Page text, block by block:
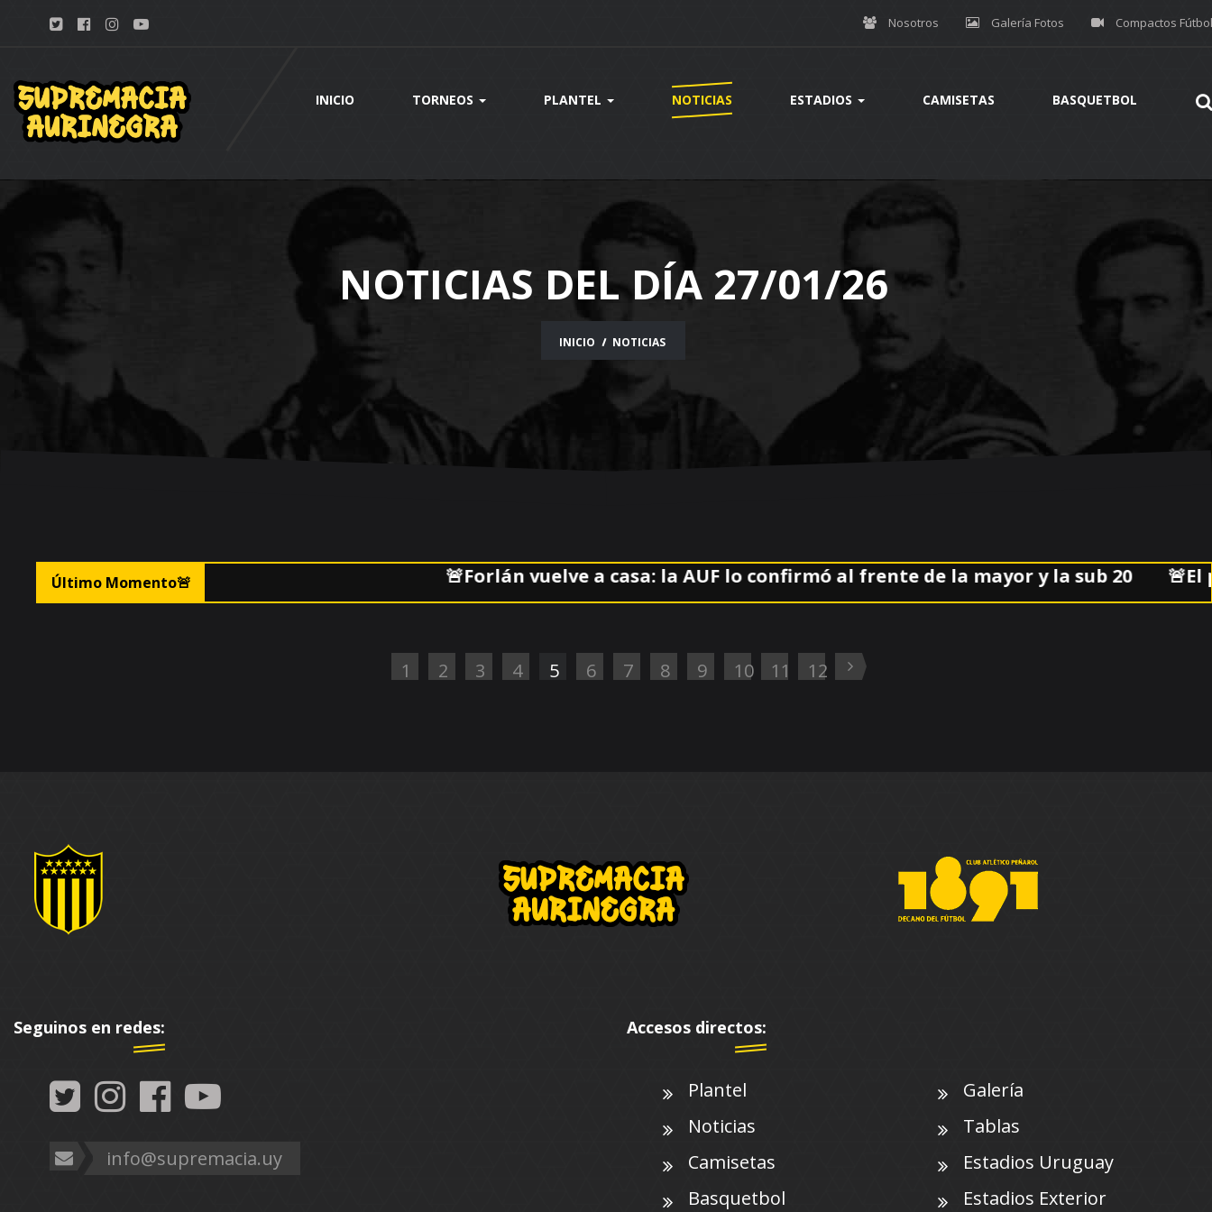
Nosotros Galería Fotos Compactos Fútbol
INICIO TORNEOS PLANTEL NOTICIAS ESTADIOS CAMISETAS BASQUETBOL
NOTICIAS DEL DÍA 27/01/26
INICIO NOTICIAS
Último Momento🚨 🚨Forlán vuelve a casa: la AUF lo confirmó al frente de la mayor y la sub 20 🚨El
1 2 3 4 5 6 7 8 9 10 11 12
Seguinos en redes:
info@supremacia.uy
Accesos directos:
Plantel
Galería
Noticias
Tablas
Camisetas
Estadios Uruguay
Basquetbol
Estadios Exterior